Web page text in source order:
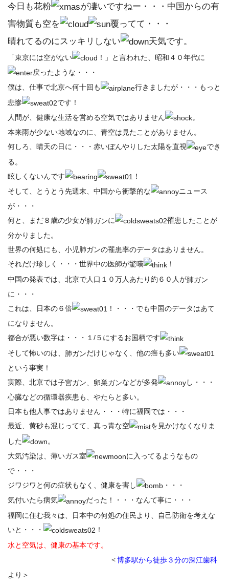
今日も花粉
が凄いですねー・・・中国からの有
害物質も空を
覆ってて・・・
晴れてるのにスッキリしない
天気です。
「東京には空がない
！」と言われた、昭和４０年代に
戻ったような・・・
僕は、仕事で北京へ何十回も
行きましたが・・・もっと
悲惨
です！
人間が、健康な生活を営める空気ではありません
。
本来雨が少ない地域なのに、青空は見たことがありません。
何しろ、晴天の日に・・・赤いぼんやりした太陽を直視
でき
る。
眩しくないんです
！
そして、とうとう先週末、中国から衝撃的な
ニュース
が・・・
何と、まだ８歳の少女が肺ガンに
罹患したことが
分かりました。
世界の何処にも、小児肺ガンの罹患率のデータはありません。
それだけ珍しく・・・世界中の医師が驚嘆
！
中国の発表では、北京で人口１０万人あたり約６０人が肺ガン
に・・・
これは、日本の６倍
！・・・でも中国のデータはあて
になりません。
都合が悪い数字は・・・１/５にするお国柄です
そして怖いのは、 肺ガンだけじゃなく、他の癌も多い
という事実！
実際、北京では子宮ガン、卵巣ガンなどが多発
し・・・
心臓などの循環器疾患も、やたらと多い。
日本も他人事ではありません・・・特に福岡では・・・
最近、黄砂も混じってて、真っ青な空
を見かけなくなりま
した
。
大気汚染は、薄いガス室
に入ってるようなもの
で・・・
ジワジワと何の症状もなく、健康を害し
・・・
気付いたら病気
だった！・・・なんて事に・・・
福岡に住む我々は、日本中の何処の住民より、自己防衛を考えな
いと・・・
！
水と空気は、健康の基本です。
＜博多駅から徒歩３分の深江歯科
より＞